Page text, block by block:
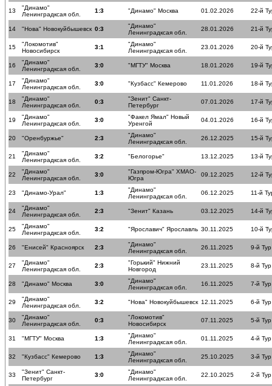
13
"Динамо"
Ленинградксая обл.
1:3 "Динамо" Москва 01.02.2026 22-й
14 "Нова" Новокуйбышевск 0:3
"Динамо"
Ленинградксая обл.
28.01.2026 21-й
15
"Локомотив"
Новосибирск
3:1
"Динамо"
Ленинградксая обл.
23.01.2026 20-й
16
"Динамо"
Ленинградксая обл.
3:0 "МГТУ" Москва 18.01.2026 19-й
17
"Динамо"
Ленинградксая обл.
3:0 "Кузбасс" Кемерово 11.01.2026 18-й
18
"Динамо"
Ленинградксая обл.
0:3
"Зенит" Санкт-
Петербург
07.01.2026 17-й
19
"Динамо"
Ленинградксая обл.
3:0
"Факел Ямал" Новый
Уренгой
04.01.2026 16-й
20 "Оренбуржье" 2:3
"Динамо"
Ленинградксая обл.
26.12.2025 15-й
21
"Динамо"
Ленинградксая обл.
3:2 "Белогорье" 13.12.2025 13-й
22
"Динамо"
Ленинградксая обл.
3:0
"Газпром-Югра" ХМАО-
Югра
09.12.2025 12-й
23 "Динамо-Урал" 1:3
"Динамо"
Ленинградксая обл.
06.12.2025 11-й
24
"Динамо"
Ленинградксая обл.
2:3 "Зенит" Казань 03.12.2025 14-й
25
"Динамо"
Ленинградксая обл.
3:2 "Ярославич" Ярославль 30.11.2025 10-й
26 "Енисей" Красноярск 2:3
"Динамо"
Ленинградксая обл.
26.11.2025 9-й Тур
27
"Динамо"
Ленинградксая обл.
2:3
"Горький" Нижний
Новгород
23.11.2025 8-й Тур
28 "Динамо" Москва 3:0
"Динамо"
Ленинградксая обл.
16.11.2025 7-й Тур
29
"Динамо"
Ленинградксая обл.
3:2 "Нова" Новокуйбышевск 12.11.2025 6-й Тур
30
"Динамо"
Ленинградксая обл.
0:3
"Локомотив"
Новосибирск
07.11.2025 5-й Тур
31 "МГТУ" Москва 1:3
"Динамо"
Ленинградксая обл.
01.11.2025 4-й Тур
32 "Кузбасс" Кемерово 1:3
"Динамо"
Ленинградксая обл.
25.10.2025 3-й Тур
33
"Зенит" Санкт-
Петербург
3:0
"Динамо"
Ленинградксая обл.
22.10.2025 2-й Тур